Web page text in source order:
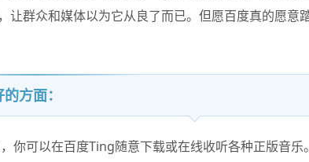
让群众和媒体以为它从良了而已。但愿百度真的愿意
方面：
可以在百度Ting随意下载或在线收听各种正版音乐